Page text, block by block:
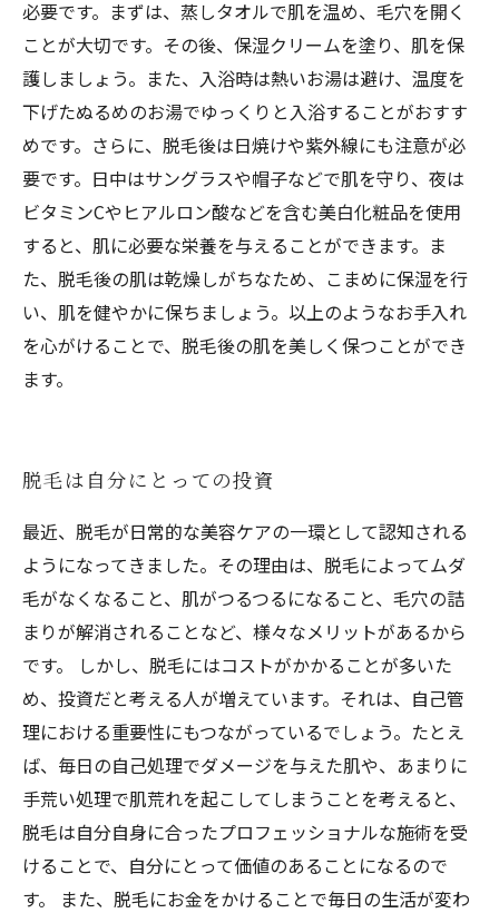
必要です。まずは、蒸しタオルで肌を温め、毛穴を開く
ことが大切です。その後、保湿クリームを塗り、肌を保
護しましょう。また、入浴時は熱いお湯は避け、温度を
下げたぬるめのお湯でゆっくりと入浴することがおすす
めです。さらに、脱毛後は日焼けや紫外線にも注意が必
要です。日中はサングラスや帽子などで肌を守り、夜は
ビタミンCやヒアルロン酸などを含む美白化粧品を使用
すると、肌に必要な栄養を与えることができます。ま
た、脱毛後の肌は乾燥しがちなため、こまめに保湿を行
い、肌を健やかに保ちましょう。以上のようなお手入れ
を心がけることで、脱毛後の肌を美しく保つことができ
ます。
脱毛は自分にとっての投資
最近、脱毛が日常的な美容ケアの一環として認知される
ようになってきました。その理由は、脱毛によってムダ
毛がなくなること、肌がつるつるになること、毛穴の詰
まりが解消されることなど、様々なメリットがあるから
です。 しかし、脱毛にはコストがかかることが多いた
め、投資だと考える人が増えています。それは、自己管
理における重要性にもつながっているでしょう。たとえ
ば、毎日の自己処理でダメージを与えた肌や、あまりに
手荒い処理で肌荒れを起こしてしまうことを考えると、
脱毛は自分自身に合ったプロフェッショナルな施術を受
けることで、自分にとって価値のあることになるので
す。 また、脱毛にお金をかけることで毎日の生活が変わ